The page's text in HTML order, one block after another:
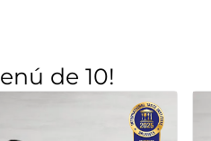
de 10!
romanesco, brécol y